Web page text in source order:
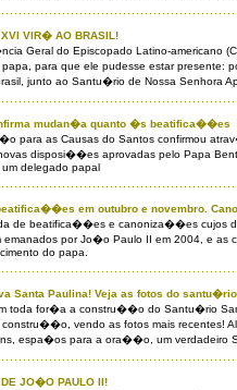
XVI VIR� AO BRASIL!
Geral do Episcopado Latino-americano
papa, para que ele pudesse estar presente:
junto ao Santu�rio de Nossa Senhora
mudan�a quanto �s beatifica��es
para as Causas do Santos confirmou
disposi��es aprovadas pelo Papa
delegado papal
em outubro e novembro.
de beatifica��es e canoniza��es cujos
emanados por Jo�o Paulo II em 2004, e as
do papa.
Santa Paulina! Veja as fotos do
toda for�a a constru��o do Santu�rio
vendo as fotos mais recentes!
espa�os para a ora��o, um verdadeiro
JO�O PAULO II!